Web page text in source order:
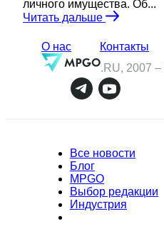
личного имущества. Об...
Читать дальше
О нас
Контакты
.RU, 2007 –
Все новости
Блог
MPGO
Выбор редакции
Индустрия